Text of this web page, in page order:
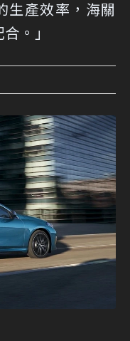
生產效率，海關
。」